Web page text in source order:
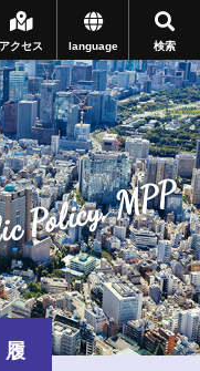
検索
language
アクセス
Policy, MPP
履